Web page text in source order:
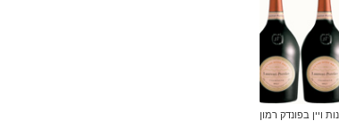
ויין בפונדק רמון